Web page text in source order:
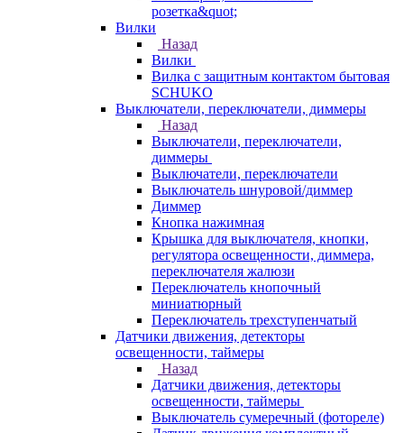
розетка&quot;
Вилки
Назад
Вилки
Вилка с защитным контактом бытовая
SCHUKO
Выключатели, переключатели, диммеры
Назад
Выключатели, переключатели,
диммеры
Выключатели, переключатели
Выключатель шнуровой/диммер
Диммер
Кнопка нажимная
Крышка для выключателя, кнопки,
регулятора освещенности, диммера,
переключателя жалюзи
Переключатель кнопочный
миниатюрный
Переключатель трехступенчатый
Датчики движения, детекторы
освещенности, таймеры
Назад
Датчики движения, детекторы
освещенности, таймеры
Выключатель сумеречный (фотореле)